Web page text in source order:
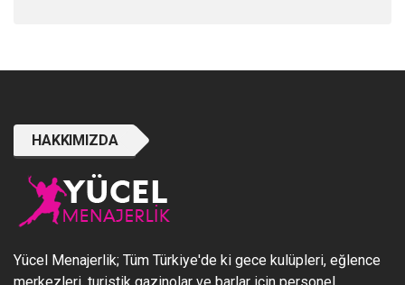
HAKKIMIZDA
Yücel Menajerlik; Tüm Türkiye'de ki gece kulüpleri, eğlence